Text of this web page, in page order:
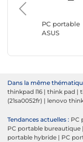
PC portable
ASUS
Dans la même
thinkpad l16 | think pad |
(21sa0052fr) | lenovo
Tendances actuelles : PC
PC portable bureautique |
portable hybride | PC